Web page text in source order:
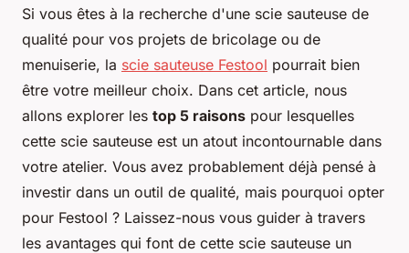
Si vous êtes à la recherche d'une scie sauteuse de
qualité pour vos projets de bricolage ou de
menuiserie, la scie sauteuse Festool pourrait bien
être votre meilleur choix. Dans cet article, nous
allons explorer les top 5 raisons pour lesquelles
cette scie sauteuse est un atout incontournable dans
votre atelier. Vous avez probablement déjà pensé à
investir dans un outil de qualité, mais pourquoi opter
pour Festool ? Laissez-nous vous guider à travers
les avantages qui font de cette scie sauteuse un